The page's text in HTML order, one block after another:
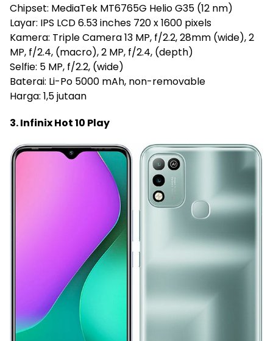
Chipset: MediaTek MT6765G Helio G35 (12 nm)
Layar: IPS LCD 6.53 inches 720 x 1600 pixels
Kamera: Triple Camera 13 MP, f/2.2, 28mm (wide), 2
MP, f/2.4, (macro), 2 MP, f/2.4, (depth)
Selfie: 5 MP, f/2.2, (wide)
Baterai: Li-Po 5000 mAh, non-removable
Harga: 1,5 jutaan
3. Infinix Hot 10 Play